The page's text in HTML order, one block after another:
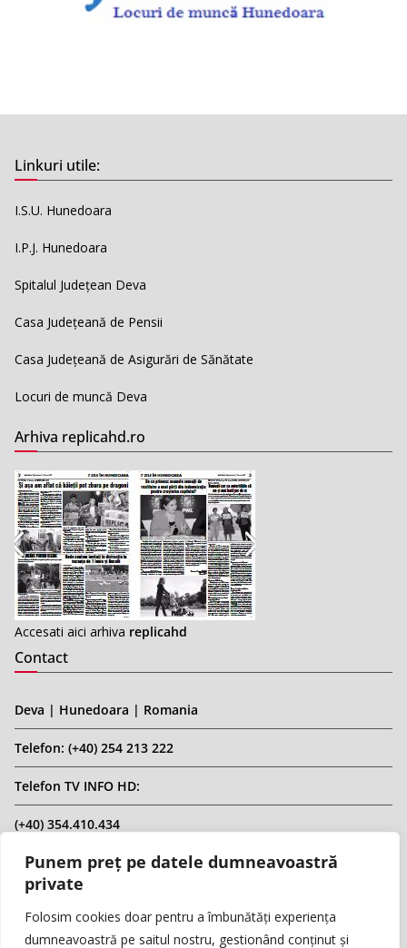
Punem preț pe datele dumneavoastră
private
Folosim cookies doar pentru a îmbunătăți experiența
dumneavoastră pe saitul nostru, gestionând conținut și
Linkuri utile:
I.S.U. Hunedoara
I.P.J. Hunedoara
Spitalul Județean Deva
Casa Județeană de Pensii
Casa Județeană de Asigurări de Sănătate
Locuri de muncă Deva
Arhiva replicahd.ro
Accesati aici arhiva replicahd
Contact
Deva | Hunedoara | Romania
Telefon: (+40) 254 213 222
Telefon TV INFO HD:
(+40) 354.410.434
Email: infohd20@gmail.com
Website: www.replicahd.ro